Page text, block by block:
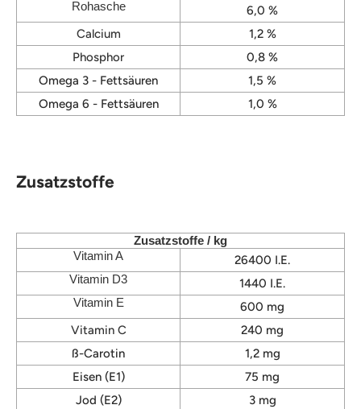
Rohasche
6,0 %
Calcium
1,2 %
Phosphor
0,8 %
Omega 3 - Fettsäuren
1,5 %
Omega 6 - Fettsäuren
1,0 %
Zusatzstoffe
Zusatzstoffe / kg
Vitamin A
26400 I.E.
Vitamin D3 1440 I.E.
Vitamin E
600 mg
Vitamin C
240 mg
ß-Carotin
1,2 mg
Eisen (E1)
75 mg
Jod (E2)
3 mg